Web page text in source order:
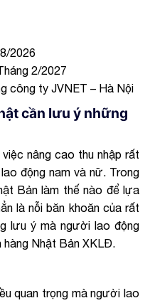
2026
2/2027
công ty JVNET – Hà Nội
cần lưu ý những
nâng cao thu nhập rất
động nam và nữ. Trong
Bản làm thế nào để lựa
là nỗi băn khoăn của rất
lưu ý mà người lao động
Nhật Bản XKLĐ.
quan trọng mà người lao